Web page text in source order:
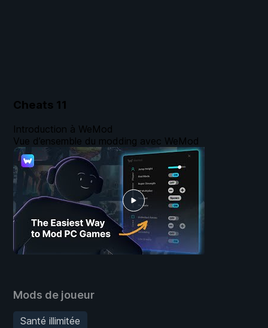
Cheats 11
Mods de joueur
Santé illimitée
Introduction à WeMod
Vue d’ensemble du modding avec WeMod